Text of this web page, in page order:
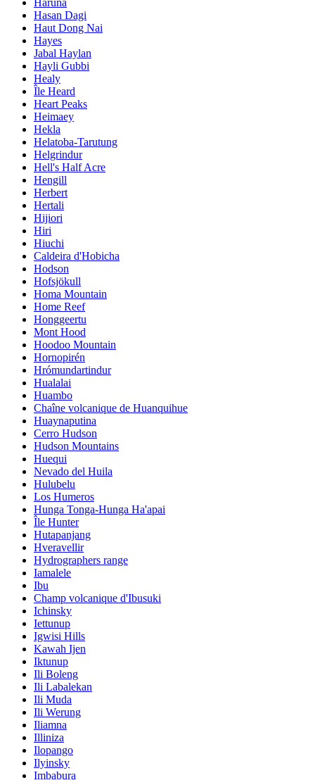
Hasan Dagi
Haut Dong Nai
Hayes
Jabal Haylan
Hayli Gubbi
Healy
Île Heard
Heart Peaks
Heimaey
Hekla
Helatoba-Tarutung
Helgrindur
Hell's Half Acre
Hengill
Herbert
Hertali
Hijiori
Hiri
Hiuchi
Caldeira d'Hobicha
Hodson
Hofsjökull
Homa Mountain
Home Reef
Honggeertu
Mont Hood
Hoodoo Mountain
Hornopirén
Hrómundartindur
Hualalai
Huambo
Chaîne volcanique de Huanquihue
Huaynaputina
Cerro Hudson
Hudson Mountains
Huequi
Nevado del Huila
Hulubelu
Los Humeros
Hunga Tonga-Hunga Ha'apai
Île Hunter
Hutapanjang
Hveravellir
Hydrographers range
Iamalele
Ibu
Champ volcanique d'Ibusuki
Ichinsky
Iettunup
Igwisi Hills
Kawah Ijen
Iktunup
Ili Boleng
Ili Labalekan
Ili Muda
Ili Werung
Iliamna
Illiniza
Ilopango
Ilyinsky
Imbabura